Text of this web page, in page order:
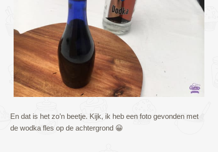
En dat is het zo’n beetje. Kijk, ik heb een foto gevonden met
de wodka fles op de achtergrond 😀